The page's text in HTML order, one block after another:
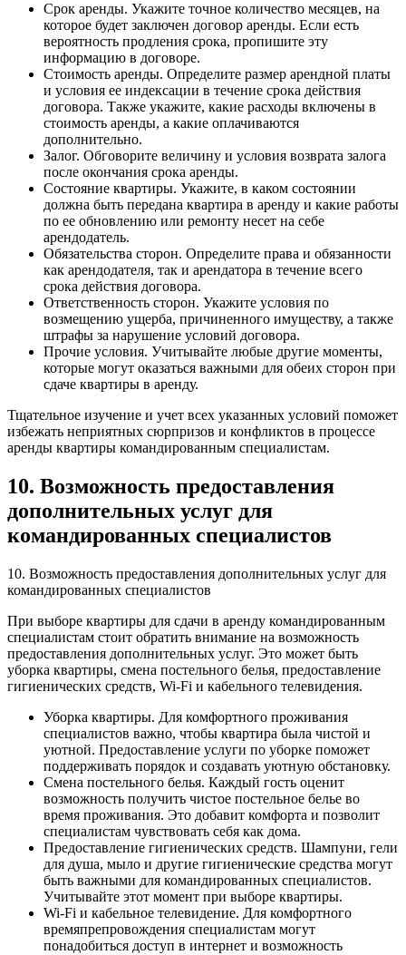
Срок аренды. Укажите точное количество месяцев, на
которое будет заключен договор аренды. Если есть
вероятность продления срока, пропишите эту
информацию в договоре.
Стоимость аренды. Определите размер арендной платы
и условия ее индексации в течение срока действия
договора. Также укажите, какие расходы включены в
стоимость аренды, а какие оплачиваются
дополнительно.
Залог. Обговорите величину и условия возврата залога
после окончания срока аренды.
Состояние квартиры. Укажите, в каком состоянии
должна быть передана квартира в аренду и какие работы
по ее обновлению или ремонту несет на себе
арендодатель.
Обязательства сторон. Определите права и обязанности
как арендодателя, так и арендатора в течение всего
срока действия договора.
Ответственность сторон. Укажите условия по
возмещению ущерба, причиненного имуществу, а также
штрафы за нарушение условий договора.
Прочие условия. Учитывайте любые другие моменты,
которые могут оказаться важными для обеих сторон при
сдаче квартиры в аренду.
Тщательное изучение и учет всех указанных условий поможет
избежать неприятных сюрпризов и конфликтов в процессе
аренды квартиры командированным специалистам.
10. Возможность предоставления
дополнительных услуг для
командированных специалистов
10. Возможность предоставления дополнительных услуг для
командированных специалистов
При выборе квартиры для сдачи в аренду командированным
специалистам стоит обратить внимание на возможность
предоставления дополнительных услуг. Это может быть
уборка квартиры, смена постельного белья, предоставление
гигиенических средств, Wi-Fi и кабельного телевидения.
Уборка квартиры. Для комфортного проживания
специалистов важно, чтобы квартира была чистой и
уютной. Предоставление услуги по уборке поможет
поддерживать порядок и создавать уютную обстановку.
Смена постельного белья. Каждый гость оценит
возможность получить чистое постельное белье во
время проживания. Это добавит комфорта и позволит
специалистам чувствовать себя как дома.
Предоставление гигиенических средств. Шампуни, гели
для душа, мыло и другие гигиенические средства могут
быть важными для командированных специалистов.
Учитывайте этот момент при выборе квартиры.
Wi-Fi и кабельное телевидение. Для комфортного
времяпрепровождения специалистам могут
понадобиться доступ в интернет и возможность